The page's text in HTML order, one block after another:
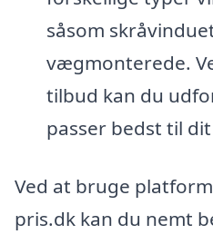
såsom
vægmonterede.
tilbud kan du
passer bedst til
Ved at bruge
pris.dk kan du nemt